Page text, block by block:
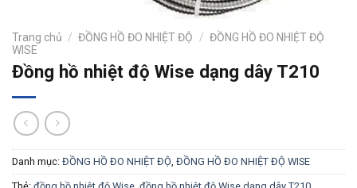
Trang chủ / ĐỒNG HỒ ĐO NHIỆT ĐỘ / ĐỒNG HỒ ĐO NHIỆT ĐỘ
WISE
Đồng hồ nhiệt độ Wise dạng dây T210
Danh mục: ĐỒNG HỒ ĐO NHIỆT ĐỘ, ĐỒNG HỒ ĐO NHIỆT ĐỘ WISE